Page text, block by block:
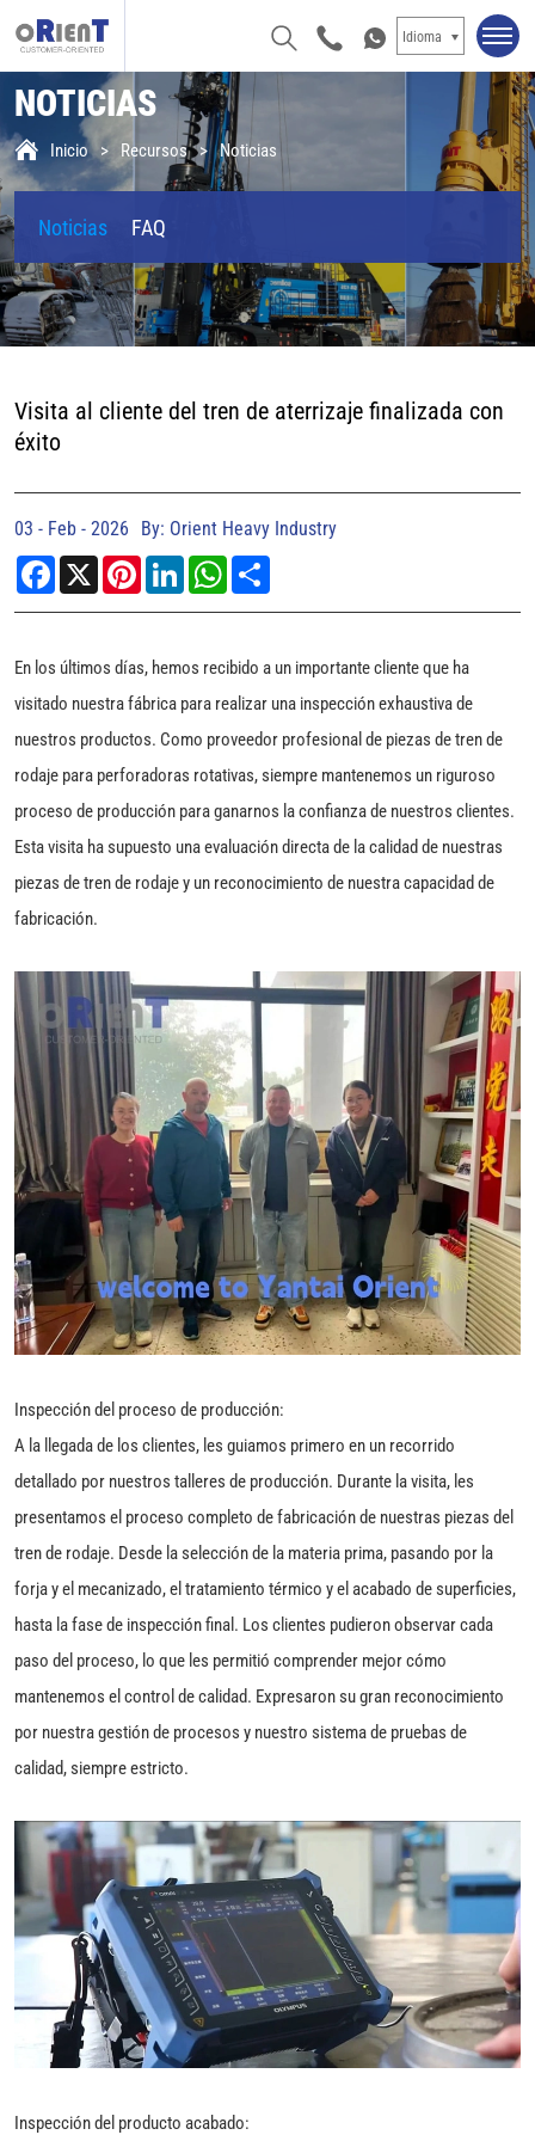
Idioma
NOTICIAS
Inicio Recursos Noticias
Noticias FAQ
Visita al cliente del tren de aterrizaje finalizada con
éxito
03 - Feb - 2026 By: Orient Heavy Industry
Facebook
X PinterestLinkedInWhatsApp
En los últimos días, hemos recibido a un importante cliente que ha
visitado nuestra fábrica para realizar una inspección exhaustiva de
nuestros productos. Como proveedor profesional de piezas de tren de
rodaje para perforadoras rotativas, siempre mantenemos un riguroso
proceso de producción para ganarnos la confianza de nuestros clientes.
Esta visita ha supuesto una evaluación directa de la calidad de nuestras
piezas de tren de rodaje y un reconocimiento de nuestra capacidad de
fabricación.
Inspección del proceso de producción:
A la llegada de los clientes, les guiamos primero en un recorrido
detallado por nuestros talleres de producción. Durante la visita, les
presentamos el proceso completo de fabricación de nuestras piezas del
tren de rodaje. Desde la selección de la materia prima, pasando por la
forja y el mecanizado, el tratamiento térmico y el acabado de superficies,
hasta la fase de inspección final. Los clientes pudieron observar cada
paso del proceso, lo que les permitió comprender mejor cómo
mantenemos el control de calidad. Expresaron su gran reconocimiento
por nuestra gestión de procesos y nuestro sistema de pruebas de
calidad, siempre estricto.
Inspección del producto acabado: